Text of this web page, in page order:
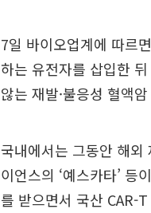
7일 바이오업계에 따르
하는 유전자를 삽입한
않는 재발·불응성 혈액
국내에서는 그동안 해외
이언스의 ‘예스카타’
를 받으면서 국산 CAR-